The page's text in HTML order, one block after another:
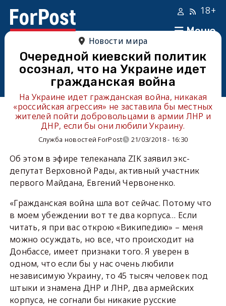
Меню
18+
Новости мира
Очередной киевский политик
осознал, что на Украине идет
гражданская война
На Украине идет гражданская война, никакая
«российская агрессия» не заставила бы местных
жителей пойти добровольцами в армии ЛНР и
ДНР, если бы они любили Украину.
Служба новостей ForPost 21/03/2018 - 16:30
Об этом в эфире телеканала ZIK заявил экс-
депутат Верховной Рады, активный участник
первого Майдана, Евгений Червоненко.
«Гражданская война шла вот сейчас. Потому что
в моем убеждении вот те два корпуса… Если
читать, я при вас открою «Википедию» – меня
можно осуждать, но все, что происходит на
Донбассе, имеет признаки того. Я уверен в
одном, что если бы у нас очень любили
независимую Украину, то 45 тысяч человек под
штыки и знамена ДНР и ЛНР, два армейских
корпуса, не согнали бы никакие русские